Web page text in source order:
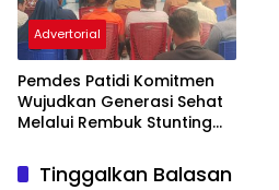
Advertorial
Pemdes Patidi Komitmen
Wujudkan Generasi Sehat
Melalui Rembuk Stunting
Tinggalkan Balasan